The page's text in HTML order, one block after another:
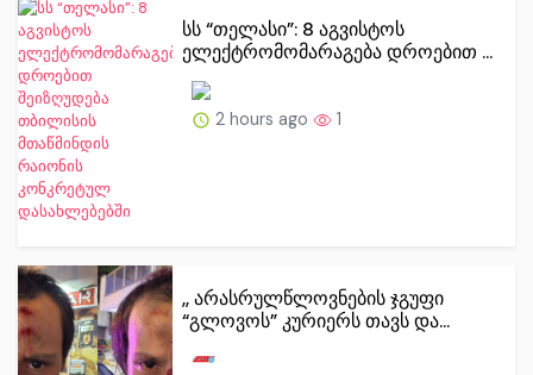
სს “თელასი”: 8 აგვისტოს
ელექტრომომარაგება დროებით ...
2 hours ago 1
,, არასრულწლოვნების ჯგუფი
“გლოვოს” კურიერს თავს და...